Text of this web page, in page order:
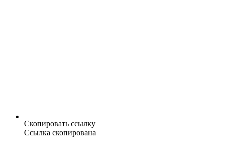
Скопировать ссылку
Ссылка скопирована